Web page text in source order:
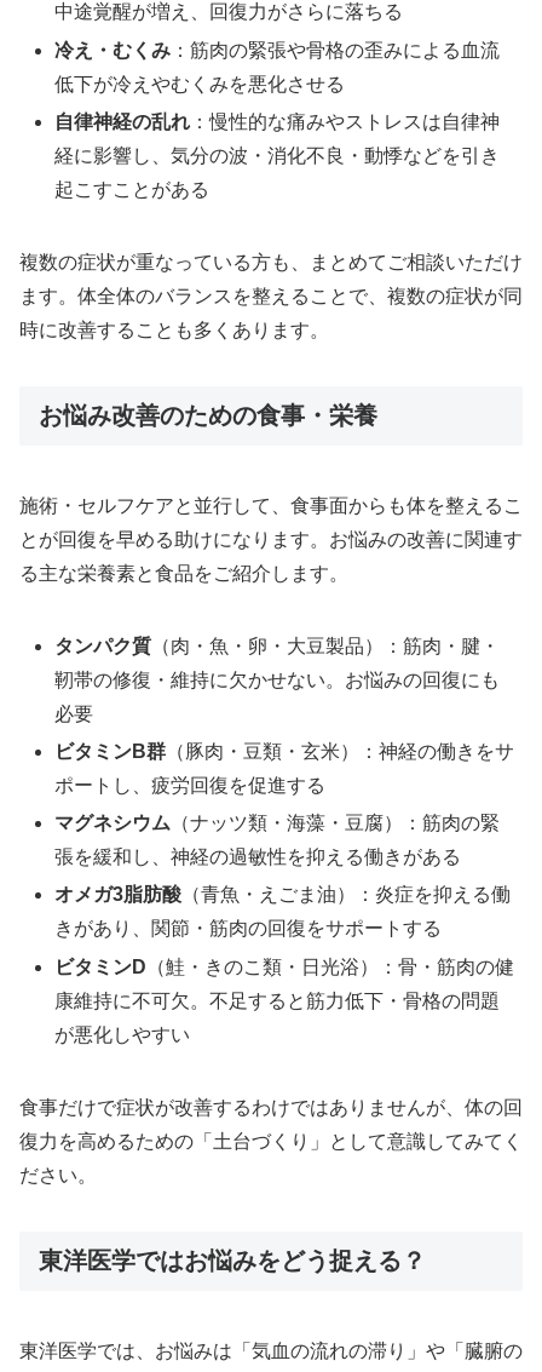
中途覚醒が増え、回復力がさらに落ちる
冷え・むくみ ：筋肉の緊張や骨格の歪みによる血流
低下が冷えやむくみを悪化させる
自律神経の乱れ ：慢性的な痛みやストレスは自律神
経に影響し、気分の波・消化不良・動悸などを引き
起こすことがある
複数の症状が重なっている方も、まとめてご相談いただけ
ます。体全体のバランスを整えることで、複数の症状が同
時に改善することも多くあります。
お悩み改善のための食事・栄養
施術・セルフケアと並行して、食事面からも体を整えるこ
とが回復を早める助けになります。お悩みの改善に関連す
る主な栄養素と食品をご紹介します。
タンパク質 （肉・魚・卵・大豆製品）：筋肉・腱・
靭帯の修復・維持に欠かせない。お悩みの回復にも
必要
ビタミンB群 （豚肉・豆類・玄米）：神経の働きをサ
ポートし、疲労回復を促進する
マグネシウム （ナッツ類・海藻・豆腐）：筋肉の緊
張を緩和し、神経の過敏性を抑える働きがある
オメガ3脂肪酸 （青魚・えごま油）：炎症を抑える働
きがあり、関節・筋肉の回復をサポートする
ビタミンD （鮭・きのこ類・日光浴）：骨・筋肉の健
康維持に不可欠。不足すると筋力低下・骨格の問題
が悪化しやすい
食事だけで症状が改善するわけではありませんが、体の回
復力を高めるための「土台づくり」として意識してみてく
ださい。
東洋医学ではお悩みをどう捉える？
東洋医学では、お悩みは「気血の流れの滞り」や「臓腑の